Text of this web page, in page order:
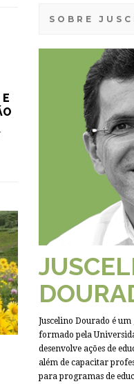
SOBRE
Juscelino Dourado é
formado pela
desenvolve ações de
além de capacitar
para programas de